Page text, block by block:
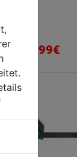
33,99€